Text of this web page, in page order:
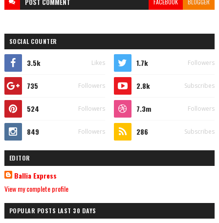
POST COMMENT FACEBOOK BLOGGER
SOCIAL COUNTER
3.5k Likes 1.7k Followers
735 Followers 2.8k Subscribes
524 Followers 7.3m Followers
849 Followers 286 Subscribes
EDITOR
Ballia Express
View my complete profile
POPULAR POSTS LAST 30 DAYS